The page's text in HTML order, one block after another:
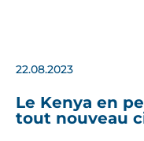
22.08.2023
Le Kenya en
tout nouveau